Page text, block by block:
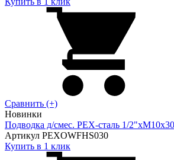
Сравнить (+)
Новинки
Подводка д/смес. PEX-сталь 1/
Артикул PEXOWFHS030
Купить в 1 клик